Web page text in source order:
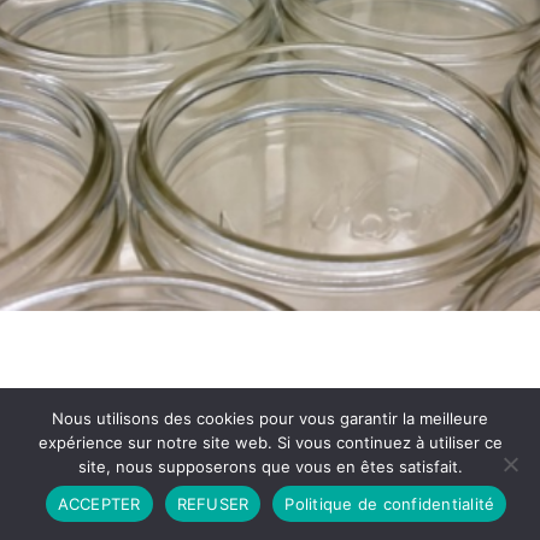
Partenariat Contact
Politique de Confidentialité
CGU
Copyright © 2026 - Propulsé par DIEUDUDIABLE
Nous utilisons des cookies pour vous garantir la meilleure
expérience sur notre site web. Si vous continuez à utiliser ce
site, nous supposerons que vous en êtes satisfait.
ACCEPTER
REFUSER Politique de confidentialité